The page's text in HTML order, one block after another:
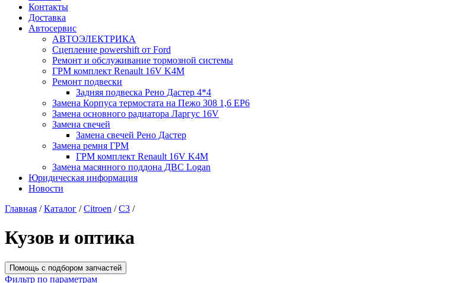
Контакты
Доставка
Автосервис
АВТОЭЛЕКТРИКА
Сцепление powershift от Ford
Ремонт и обслуживание тормозной системы
ГРМ комплект Renault 16V K4M
Ремонт подвески
Задняя подвеска Рено Дастер 4*4
Замена Корпуса термостата на Пежо 308 1,6 EP6
Замена основного радиатора Ларгус 16V
Замена свечей
Замена свечей Рено Дастер
Замена ремня ГРМ
ГРМ комплект Renault 16V K4M
Замена масянного поддона ДВС Logan
Юридическая информация
Новости
Главная / Каталог / Citroen / C3 /
Кузов и оптика
Помощь с подбором запчастей
Фильтр по параметрам